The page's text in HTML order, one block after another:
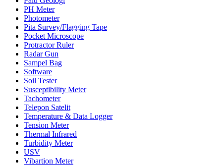
PH Meter
Photometer
Pita Survey/Flagging Tape
Pocket Microscope
Protractor Ruler
Radar Gun
Sampel Bag
Software
Soil Tester
Susceptibility Meter
Tachometer
Telepon Satelit
Temperature & Data Logger
Tension Meter
Thermal Infrared
Turbidity Meter
USV
Vibartion Meter